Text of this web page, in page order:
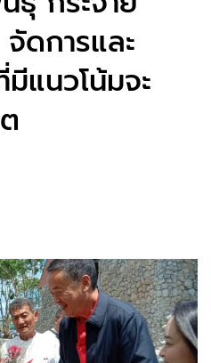
ดการและ
แนวโน้มจะ